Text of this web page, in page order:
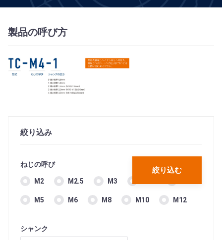
製品の呼び方
絞り込み
ねじの呼び
M2 M2.5 M3
M5 M6 M8 M10 M12
シャンク
絞り込む